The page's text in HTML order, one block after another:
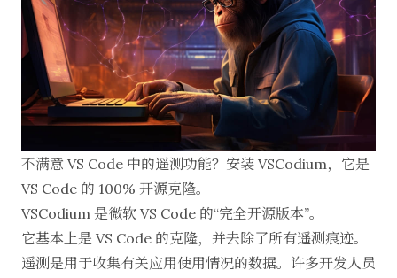
不满意 VS Code 中的遥测功能？安装 VSCodium，它是
VS Code 的 100% 开源克隆。
VSCodium 是微软 VS Code 的“完全开源版本”。
它基本上是 VS Code 的克隆，并去除了所有遥测痕迹。
遥测是用于收集有关应用使用情况的数据。许多开发人员